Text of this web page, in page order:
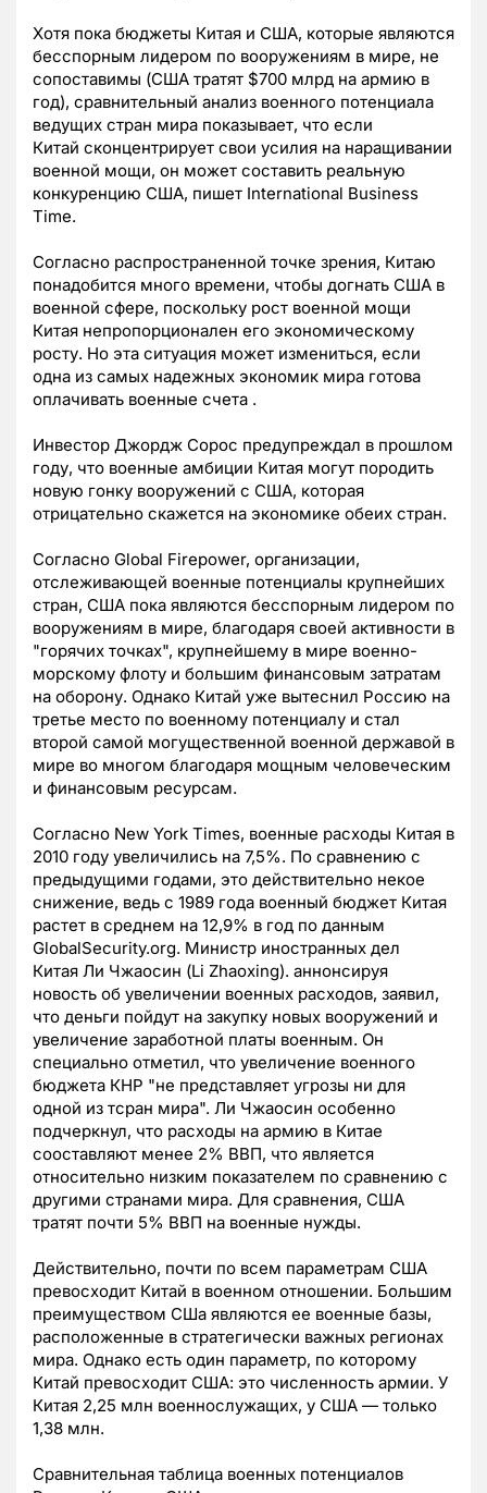
Хотя пока бюджеты Китая и США, которые являются
бесспорным лидером по вооружениям в мире, не
сопоставимы (США тратят $700 млрд на армию в
год), сравнительный анализ военного потенциала
ведущих стран мира показывает, что если
Китай сконцентрирует свои усилия на наращивании
военной мощи, он может составить реальную
конкуренцию США, пишет International Business
Time.
Согласно распространенной точке зрения, Китаю
понадобится много времени, чтобы догнать США в
военной сфере, поскольку рост военной мощи
Китая непропорционален его экономическому
росту. Но эта ситуация может измениться, если
одна из самых надежных экономик мира готова
оплачивать военные счета .
Инвестор Джордж Сорос предупреждал в прошлом
году, что военные амбиции Китая могут породить
новую гонку вооружений с США, которая
отрицательно скажется на экономике обеих стран.
Согласно Global Firepower, организации,
отслеживающей военные потенциалы крупнейших
стран, США пока являются бесспорным лидером по
вооружениям в мире, благодаря своей активности в
"горячих точках", крупнейшему в мире военно-
морскому флоту и большим финансовым затратам
на оборону. Однако Китай уже вытеснил Россию на
третье место по военному потенциалу и стал
второй самой могущественной военной державой в
мире во многом благодаря мощным человеческим
и финансовым ресурсам.
Согласно New York Times, военные расходы Китая в
2010 году увеличились на 7,5%. По сравнению с
предыдущими годами, это действительно некое
снижение, ведь с 1989 года военный бюджет Китая
растет в среднем на 12,9% в год по данным
GlobalSecurity.org. Министр иностранных дел
Китая Ли Чжаосин (Li Zhaoxing). аннонсируя
новость об увеличении военных расходов, заявил,
что деньги пойдут на закупку новых вооружений и
увеличение заработной платы военным. Он
специально отметил, что увеличение военного
бюджета КНР "не представляет угрозы ни для
одной из тсран мира". Ли Чжаосин особенно
подчеркнул, что расходы на армию в Китае
сооставляют менее 2% ВВП, что является
относительно низким показателем по сравнению с
другими странами мира. Для сравнения, США
тратят почти 5% ВВП на военные нужды.
Действительно, почти по всем параметрам США
превосходит Китай в военном отношении. Большим
преимуществом СШа являются ее военные базы,
расположенные в стратегически важных регионах
мира. Однако есть один параметр, по которому
Китай превосходит США: это численность армии. У
Китая 2,25 млн военнослужащих, у США — только
1,38 млн.
Сравнительная таблица военных потенциалов